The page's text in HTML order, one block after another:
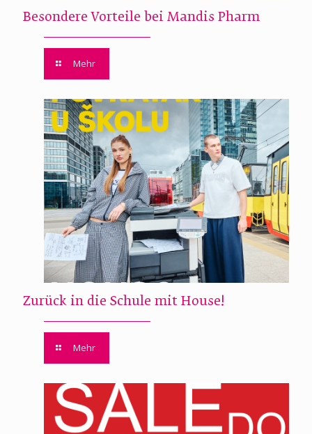
Besondere Vorteile bei Mandis Pharm
Mehr
Zurück in die Schule mit House!
Mehr